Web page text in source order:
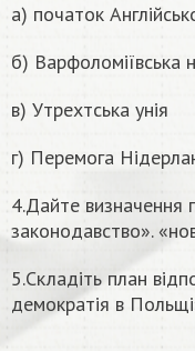
а) початок
б) Варфоломіївська
в) Утрехтська унія
г) Перемога
4.Дайте визначення
законодавство».
5.Складіть план
демократія в